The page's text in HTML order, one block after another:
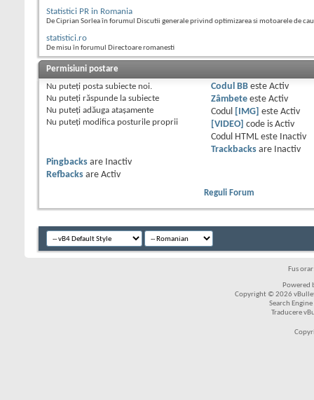
Statistici PR in Romania
De Ciprian Sorlea în forumul Discutii generale privind optimizarea si motoarele de
statistici.ro
De misu în forumul Directoare romanesti
Permisiuni postare
Nu puteţi posta subiecte noi.
Nu puteţi răspunde la subiecte
Nu puteţi adăuga ataşamente
Nu puteţi modifica posturile proprii
Codul BBeste Activ
Zâmbeteeste Activ
Codul
[IMG] este Activ
[VIDEO]
code is Activ
Codul HTML este
Inactiv
Trackbacksare
Inactiv
Pingbacks are
Inactiv
Refbacks are Activ
Reguli Forum
Fus
Powered
Copyright © 2026
Search
Traducere